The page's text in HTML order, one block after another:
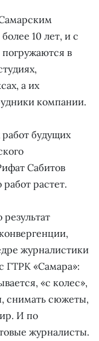
10 лет, и с
в
а их
компании.
будущих
Сабитов
работ растет.
журналистики
ГТРК «Самара»:
«с колес»,
снимать сюжеты,
И по
журналисты.